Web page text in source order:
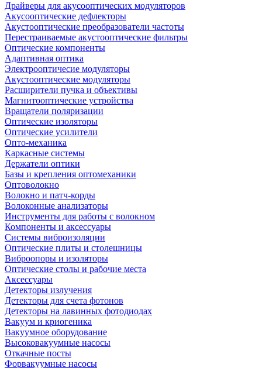
Драйверы для акусооптических модуляторов
Акусооптические дефлекторы
Акустооптические преобразователи частоты
Перестраиваемые акустооптические фильтры
Оптические компоненты
Адаптивная оптика
Электрооптичесие модуляторы
Акустооптические модуляторы
Расширители пучка и объективы
Магнитооптические устройства
Вращатели поляризации
Оптические изоляторы
Оптические усилители
Опто-механика
Каркасные системы
Держатели оптики
Базы и крепления оптомеханики
Оптоволокно
Волокно и патч-корды
Волоконные анализаторы
Инструменты для работы с волокном
Компоненты и аксессуары
Системы виброизоляции
Оптические плиты и столешницы
Виброопоры и изоляторы
Оптические столы и рабочие места
Аксессуары
Детекторы излучения
Детекторы для счета фотонов
Детекторы на лавинных фотодиодах
Вакуум и криогеника
Вакуумное оборудование
Высоковакуумные насосы
Откачные посты
Форвакуумные насосы